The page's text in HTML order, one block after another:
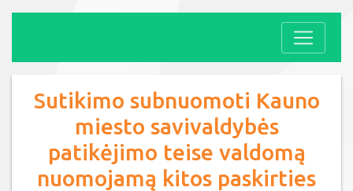
Sutikimo subnuomoti Kauno
miesto savivaldybės
patikėjimo teise valdomą
nuomojamą kitos paskirties